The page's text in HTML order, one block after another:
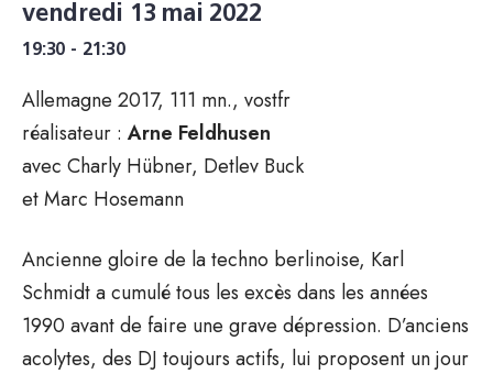
vendredi 13 mai 2022
19:30 - 21:30
Allemagne 2017, 111 mn., vostfr
réalisateur : Arne Feldhusen
avec Charly Hübner, Detlev Buck
et Marc Hosemann
Ancienne gloire de la techno berlinoise, Karl
Schmidt a cumulé tous les excès dans les années
1990 avant de faire une grave dépression. D’anciens
acolytes, des DJ toujours actifs, lui proposent un jour